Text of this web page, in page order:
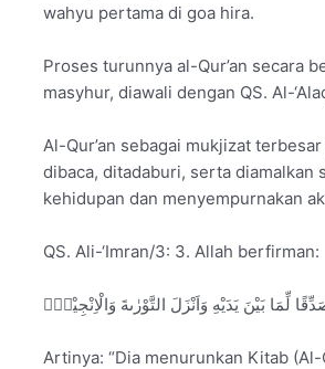
wahyu pertama di goa hira.
Proses turunnya al-Qur’an secara
masyhur, diawali dengan QS. Al-
Al-Qur’an sebagai mukjizat
dibaca, ditadaburi, serta diamalkan
kehidupan dan menyempurnakan
QS. Ali-‘Imran/3: 3. Allah berfirman:
لِّمَا بَيْنَ يَدَيْهِ وَاَنْزَلَ التَّوْرٰىةَ وَالْاِنْجِيْلَۙ
Artinya: “Dia menurunkan Kitab